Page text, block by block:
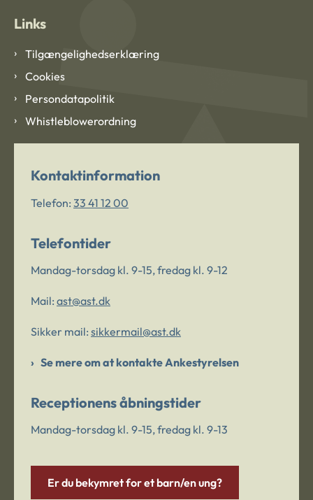
Links
Tilgængelighedserklæring
Cookies
Persondatapolitik
Whistleblowerordning
Kontaktinformation
Telefon: 33 41 12 00
Telefontider
Mandag-torsdag kl. 9-15, fredag kl. 9-12
Mail: ast@ast.dk
Sikker mail: sikkermail@ast.dk
Se mere om at kontakte Ankestyrelsen
Receptionens åbningstider
Mandag-torsdag kl. 9-15, fredag kl. 9-13
Er du bekymret for et barn/en ung?